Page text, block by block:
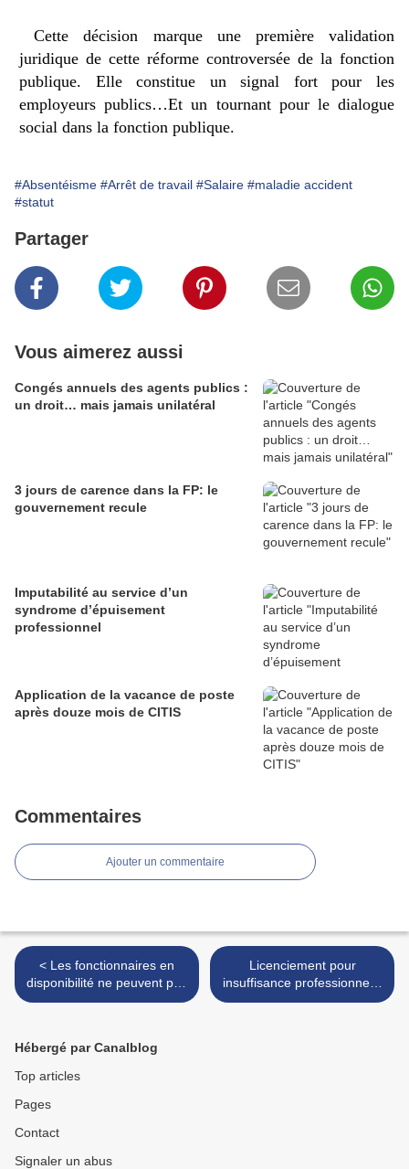
Cette décision marque une première validation
juridique de cette réforme controversée de la fonction
publique. Elle constitue un signal fort pour les
employeurs publics…Et un tournant pour le dialogue
social dans la fonction publique.
#Absentéisme #Arrêt de travail #Salaire #maladie accident
#statut
Partager
Vous aimerez aussi
Congés annuels des agents publics :
un droit… mais jamais unilatéral
3 jours de carence dans la FP: le
gouvernement recule
Imputabilité au service d’un
syndrome d’épuisement
professionnel
Application de la vacance de poste
après douze mois de CITIS
Commentaires
Ajouter un commentaire
< Les fonctionnaires en
disponibilité ne peuvent pas
se présenter à un concours
Licenciement pour
insuffisance professionnelle
: le licenciement d’un agent
Hébergé par Canalblog
Top articles
Pages
Contact
Signaler un abus